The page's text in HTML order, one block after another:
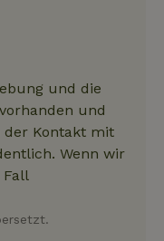
und die
und
der Kontakt mit
Wenn wir